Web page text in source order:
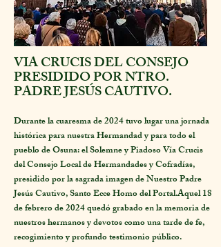
VIA CRUCIS DEL CONSEJO
PRESIDIDO POR NTRO.
PADRE JESÚS CAUTIVO.
Durante la cuaresma de 2024 tuvo lugar una jornada
histórica para nuestra Hermandad y para todo el
pueblo de Osuna: el Solemne y Piadoso Vía Crucis
del Consejo Local de Hermandades y Cofradías,
presidido por la sagrada imagen de Nuestro Padre
Jesús Cautivo, Santo Ecce Homo del Portal.Aquel 18
de febrero de 2024 quedó grabado en la memoria de
nuestros hermanos y devotos como una tarde de fe,
recogimiento y profundo testimonio público.